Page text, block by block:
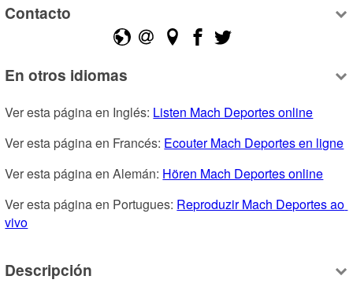
Contacto
En otros idiomas
Ver esta página en Inglés: Listen Mach Deportes online
Ver esta página en Francés: Ecouter Mach Deportes en ligne
Ver esta página en Alemán: Hören Mach Deportes online
Ver esta página en Portugues: Reproduzir Mach Deportes ao
vivo
Descripción